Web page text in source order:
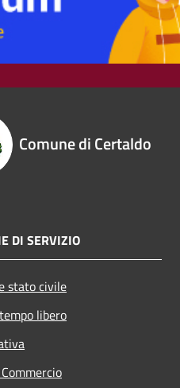
Comune di Certaldo
DI SERVIZIO
stato civile
libero